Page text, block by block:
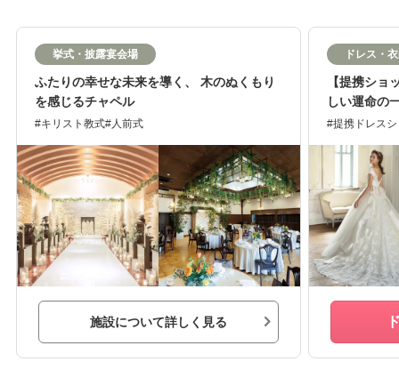
挙式・披露宴会場
ふたりの幸せな未来を導く、 木のぬくもり
を感じるチャペル
キリスト教式 人前式
施設について詳しく見る
ドレス・
【提携ショ
しい運命の
提携ドレス